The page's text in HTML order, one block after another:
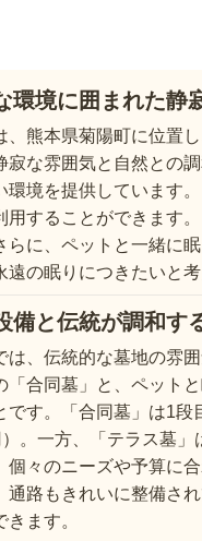
環境に囲まれた静
、熊本県菊陽町に位置
寂な雰囲気と自然との
環境を提供しています
用することができます
らに、ペットと一緒に
遠の眠りにつきたいと
備と伝統が調和す
は、伝統的な墓地の雰
「合同墓」と、ペット
です。「合同墓」は1
。一方、「テラス墓
個々のニーズや予算に
通路もきれいに整備さ
ます。